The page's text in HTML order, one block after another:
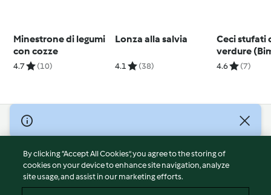
Minestrone di legumi
con cozze
4.7 (10)
Lonza alla salvia
4.1 (38)
Ceci stufati
verdure
Friend)
4.6 (7)
© Copyright 2026
Terms of Service
Privacy Policy
Disclaimer
By clicking “Accept All Cookies”, you agree to the storing of
cookies on your device to enhance site navigation, analyze
site usage, and assist in our marketing efforts.